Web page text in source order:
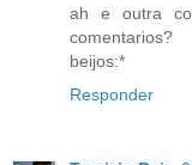
ah e outra
comentarios?
beijos:*
Responder